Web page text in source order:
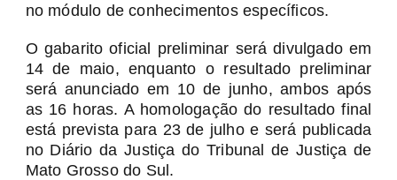
no módulo de conhecimentos específicos.
O gabarito oficial preliminar será divulgado em
14 de maio, enquanto o resultado preliminar
será anunciado em 10 de junho, ambos após
as 16 horas. A homologação do resultado final
está prevista para 23 de julho e será publicada
no Diário da Justiça do Tribunal de Justiça de
Mato Grosso do Sul.